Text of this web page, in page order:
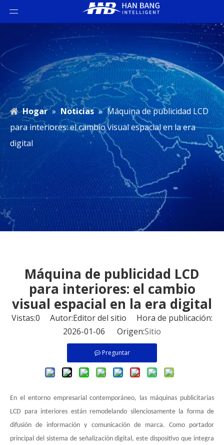
Hogar » Noticias » Máquina de publicidad LCD
para interiores: el cambio visual espacial en la era
digital
Máquina de publicidad LCD
para interiores: el cambio
visual espacial en la era digital
Vistas:0 Autor:Editor del sitio Hora de publicación:
2026-01-06 Origen:Sitio
Preguntar
En el entorno empresarial contemporáneo, las máquinas publicitarias
LCD para interiores están remodelando silenciosamente la forma de
difusión de información y comunicación de marca. Como portador
principal del sistema de señalización digital, este dispositivo que integra